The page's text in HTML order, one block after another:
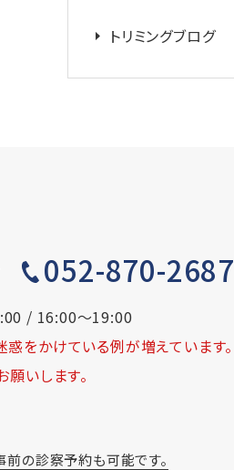
トリミングブログ
052-870-2687
/ 16:00～19:00
をかけている例が増えています。
願いします。
前の診察予約も可能です。